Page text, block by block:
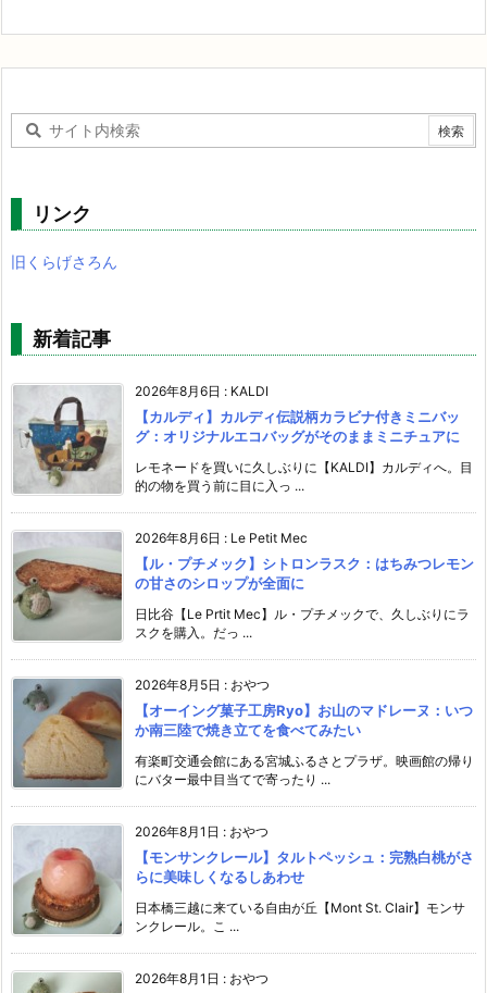
リンク
旧くらげさろん
新着記事
2026年8月6日 : KALDI
【カルディ】カルディ伝説柄カラビナ付きミニバッ
グ：オリジナルエコバッグがそのままミニチュアに
レモネードを買いに久しぶりに【KALDI】カルディへ。目
的の物を買う前に目に入っ ...
2026年8月6日 : Le Petit Mec
【ル・プチメック】シトロンラスク：はちみつレモン
の甘さのシロップが全面に
日比谷【Le Prtit Mec】ル・プチメックで、久しぶりにラ
スクを購入。だっ ...
2026年8月5日 : おやつ
【オーイング菓子工房Ryo】お山のマドレーヌ：いつ
か南三陸で焼き立てを食べてみたい
有楽町交通会館にある宮城ふるさとプラザ。映画館の帰り
にバター最中目当てで寄ったり ...
2026年8月1日 : おやつ
【モンサンクレール】タルトペッシュ：完熟白桃がさ
らに美味しくなるしあわせ
日本橋三越に来ている自由が丘【Mont St. Clair】モンサ
ンクレール。こ ...
2026年8月1日 : おやつ